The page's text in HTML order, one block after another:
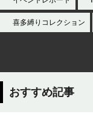
喜多縛りコレクション
おすすめ記事